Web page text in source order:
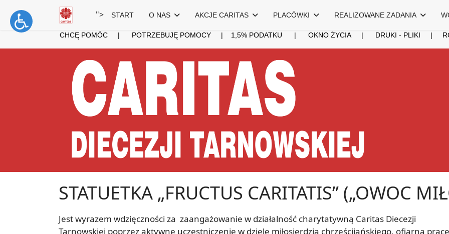
"> START O NAS AKCJE CARITAS PLACÓWKI REALIZOWANE ZADANIA
CHCĘ POMÓC| POTRZEBUJĘ POMOCY| 1,5% PODATKU | OKNO ŻYCIA| DRUKI - PLIKI |
STATUETKA „FRUCTUS CARITATIS” („OWOC
Jest wyrazem wdzięczności za zaangażowanie w działalność charytatywną Caritas Diecezji
Tarnowskiej poprzez aktywne uczestniczenie w dziele miłosierdzia chrześcijańskiego, ofiarną pracę